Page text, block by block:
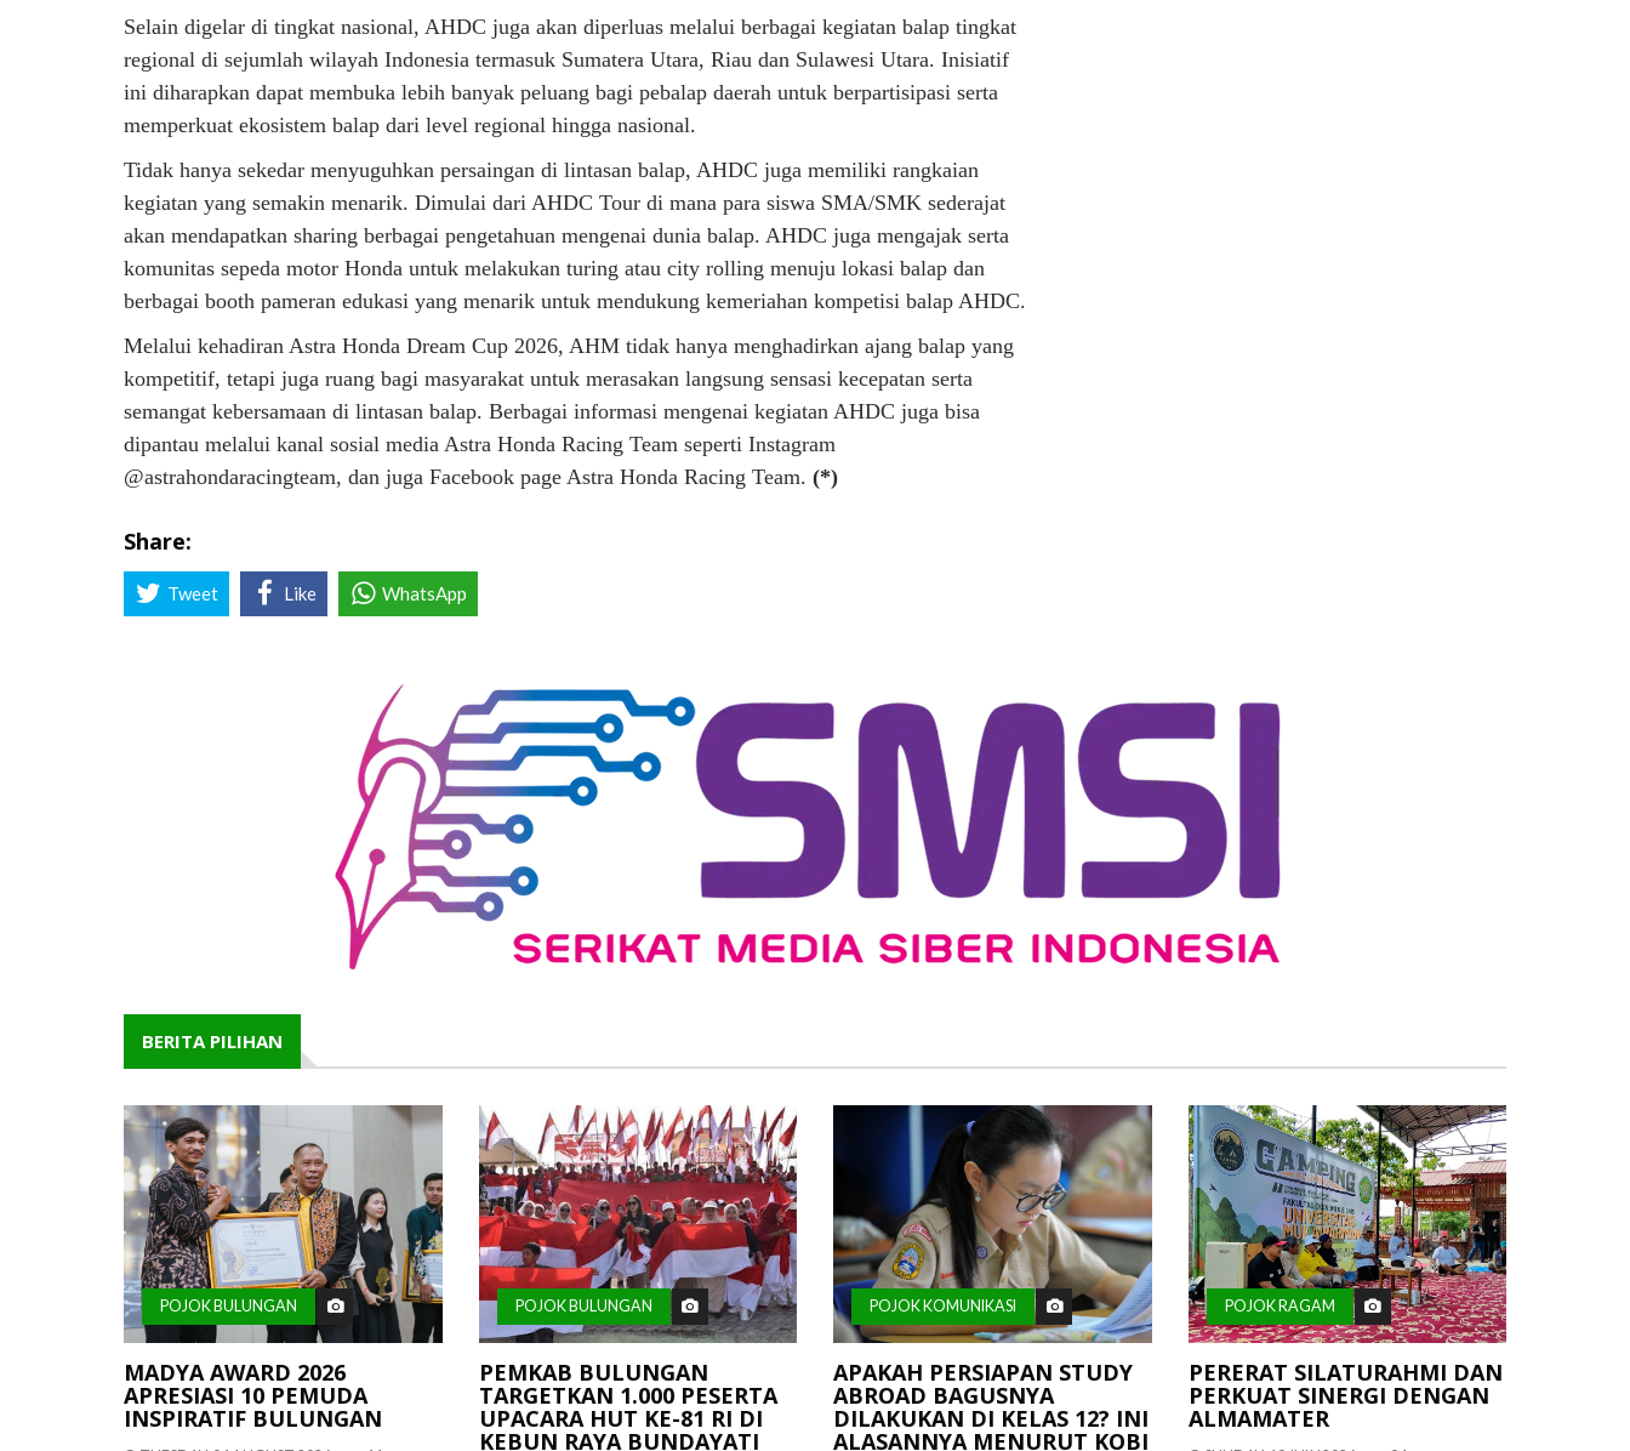
Selain digelar di tingkat nasional, AHDC juga akan diperluas melalui berbagai kegiatan balap tingkat
regional di sejumlah wilayah Indonesia termasuk Sumatera Utara, Riau dan Sulawesi Utara. Inisiatif
ini diharapkan dapat membuka lebih banyak peluang bagi pebalap daerah untuk berpartisipasi serta
memperkuat ekosistem balap dari level regional hingga nasional.
Tidak hanya sekedar menyuguhkan persaingan di lintasan balap, AHDC juga memiliki rangkaian
kegiatan yang semakin menarik. Dimulai dari AHDC Tour di mana para siswa SMA/SMK sederajat
akan mendapatkan sharing berbagai pengetahuan mengenai dunia balap. AHDC juga mengajak serta
komunitas sepeda motor Honda untuk melakukan turing atau city rolling menuju lokasi balap dan
berbagai booth pameran edukasi yang menarik untuk mendukung kemeriahan kompetisi balap AHDC.
Melalui kehadiran Astra Honda Dream Cup 2026, AHM tidak hanya menghadirkan ajang balap yang
kompetitif, tetapi juga ruang bagi masyarakat untuk merasakan langsung sensasi kecepatan serta
semangat kebersamaan di lintasan balap. Berbagai informasi mengenai kegiatan AHDC juga bisa
dipantau melalui kanal sosial media Astra Honda Racing Team seperti Instagram
@astrahondaracingteam, dan juga Facebook page Astra Honda Racing Team. (*)
Share:
Tweet Like WhatsApp
BERITA PILIHAN
POJOK BULUNGAN
MADYA AWARD 2026
APRESIASI 10 PEMUDA
INSPIRATIF BULUNGAN
POJOK BULUNGAN
PEMKAB BULUNGAN
TARGETKAN 1.000 PESERTA
UPACARA HUT KE-81 RI DI
KEBUN RAYA BUNDAYATI
POJOK KOMUNIKASI
APAKAH PERSIAPAN STUDY
ABROAD BAGUSNYA
DILAKUKAN DI KELAS 12? INI
ALASANNYA MENURUT KOBI
POJOK RAGAM
PERERAT SILATURAHMI DAN
PERKUAT SINERGI DENGAN
ALMAMATER